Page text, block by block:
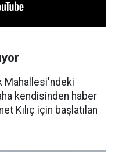
Mahallesi'ndeki
kendisinden haber
Kılıç için başlatılan